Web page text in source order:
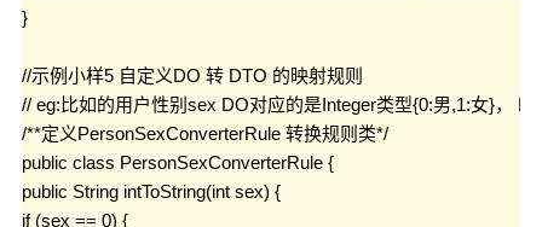
}
//示例小样5 自定义DO 转 DTO 的映射规则
// eg:比如的用户性别sex DO对应的是Integer类型{0:男,1:女}，
/**定义PersonSexConverterRule 转换规则类*/
public class PersonSexConverterRule {
public String intToString(int sex) {
if (sex == 0) {